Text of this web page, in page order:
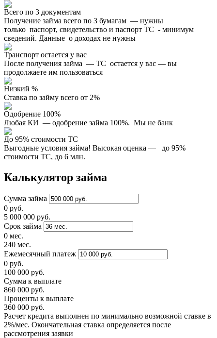
Всего по 3 документам
Получение займа всего по 3 бумагам — нужны
только паспорт, свидетельство и паспорт ТС - минимум
сведений. Данные о доходах не нужны
Транспорт остается у вас
После получения займа — ТС остается у вас — вы
продолжаете им пользоваться
Низкий %
Ставка по займу всего от 2%
Одобрение 100%
Любая КИ — одобрение займа 100%. Мы не банк
До 95% стоимости ТС
Выгодные условия займа! Высокая оценка — до 95%
стоимости ТС, до 6 млн.
Калькулятор займа
Сумма займа
0 руб.
5 000 000 руб.
Срок займа
0 мес.
240 мес.
Ежемесячный платеж
0 руб.
100 000 руб.
Сумма к выплате
860 000 руб.
Проценты к выплате
360 000 руб.
Расчет кредита выполнен по минимально возможной ставке в
2%/мес. Окончательная ставка определяется после
рассмотрения заявки